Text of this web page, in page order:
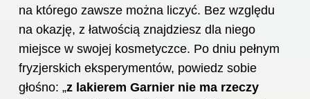
na którego zawsze można liczyć. Bez względu
na okazję, z łatwością znajdziesz dla niego
miejsce w swojej kosmetyczce. Po dniu pełnym
fryzjerskich eksperymentów, powiedz sobie
głośno: „z lakierem Garnier nie ma rzeczy